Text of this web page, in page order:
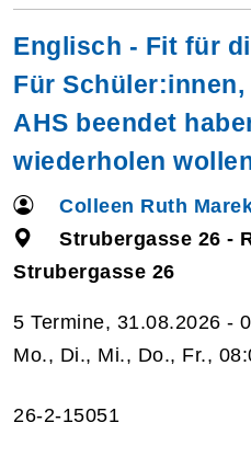
Englisch - Fit für
Für
AHS beendet
wiederholen
Colleen Ruth
Strubergasse 26 -
Strubergasse 26
5 Termine, 31.08.2026 -
Mo., Di., Mi., Do., Fr.,
26-2-15051